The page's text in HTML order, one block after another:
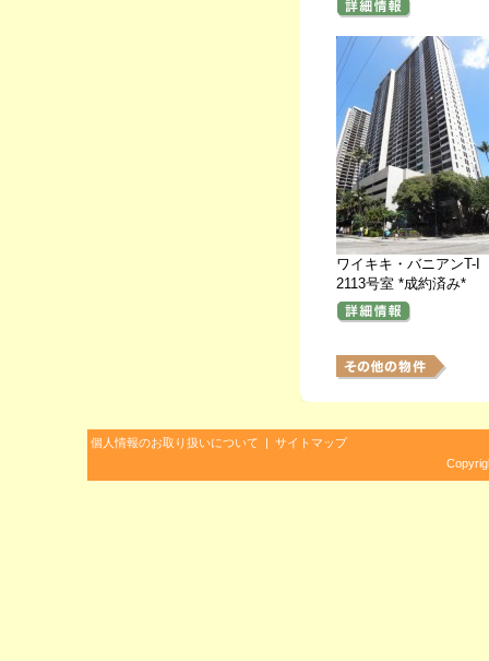
ワイキキ・バニアンT-I
2113号室 *成約済み*
個人情報のお取り扱いについて | サイトマップ